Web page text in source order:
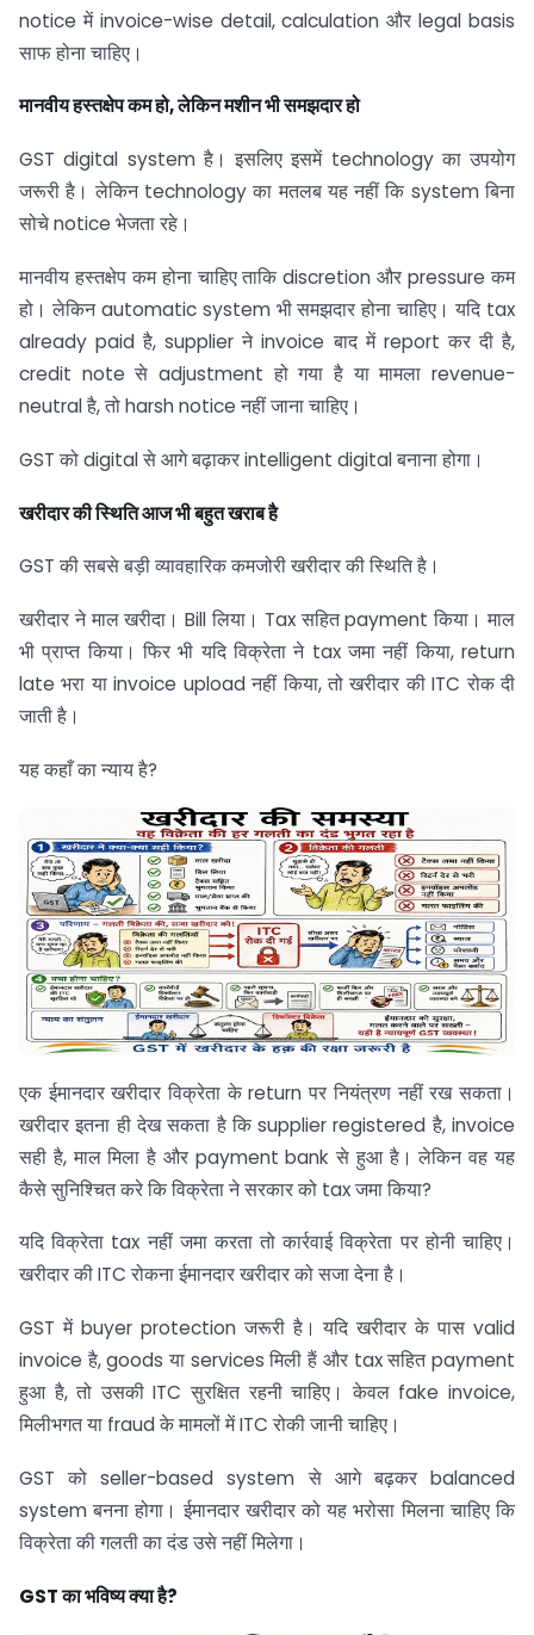
notice में invoice-wise detail, calculation और legal basis
साफ होना चाहिए।
मानवीय हस्तक्षेप कम हो,लेकिन मशीन भी समझदार हो
GST digital system है। इसलिए इसमें technology का उपयोग
जरूरी है। लेकिन technology का मतलब यह नहीं कि system बिना
सोचे notice भेजता रहे।
मानवीय हस्तक्षेप कम होना चाहिए ताकि discretion और pressure कम
हो। लेकिन automatic system भी समझदार होना चाहिए। यदि tax
already paid है, supplier ने invoice बाद में report कर दी है,
credit note से adjustment हो गया है या मामला revenue-
neutral है, तो harsh notice नहीं जाना चाहिए।
GST को digital से आगे बढ़ाकर intelligent digital बनाना होगा।
खरीदार की स्थिति आज भी बहुत खराब है
GST की सबसे बड़ी व्यावहारिक कमजोरी खरीदार की स्थिति है।
खरीदार ने माल खरीदा। Bill लिया। Tax सहित payment किया। माल
भी प्राप्त किया। फिर भी यदि विक्रेता ने tax जमा नहीं किया, return
late भरा या invoice upload नहीं किया, तो खरीदार की ITC रोक दी
जाती है।
यह कहाँ का न्याय है?
एक ईमानदार खरीदार विक्रेता के return पर नियंत्रण नहीं रख सकता।
खरीदार इतना ही देख सकता है कि supplier registered है, invoice
सही है, माल मिला है और payment bank से हुआ है। लेकिन वह यह
कैसे सुनिश्चित करे कि विक्रेता ने सरकार को tax जमा किया?
यदि विक्रेता tax नहीं जमा करता तो कार्रवाई विक्रेता पर होनी चाहिए।
खरीदार की ITC रोकना ईमानदार खरीदार को सजा देना है।
GST में buyer protection जरूरी है। यदि खरीदार के पास valid
invoice है, goods या services मिली हैं और tax सहित payment
हुआ है, तो उसकी ITC सुरक्षित रहनी चाहिए। केवल fake invoice,
मिलीभगत या fraud के मामलों में ITC रोकी जानी चाहिए।
GST को seller-based system से आगे बढ़कर balanced
system बनना होगा। ईमानदार खरीदार को यह भरोसा मिलना चाहिए कि
विक्रेता की गलती का दंड उसे नहीं मिलेगा।
GSTका भविष्य क्या है?